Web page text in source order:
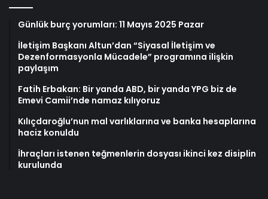
Günlük burç yorumları: 11 Mayıs 2025 Pazar
İletişim Başkanı Altun’dan “Siyasal İletişim ve
Dezenformasyonla Mücadele” programına ilişkin
paylaşım
Fatih Erbakan: Bir yanda ABD, bir yanda YPG biz de
Emevi Camii’nde namaz kılıyoruz
Kılıçdaroğlu’nun mal varlıklarına ve banka hesaplarına
haciz konuldu
İhraçları istenen teğmenlerin dosyası ikinci kez disiplin
kurulunda